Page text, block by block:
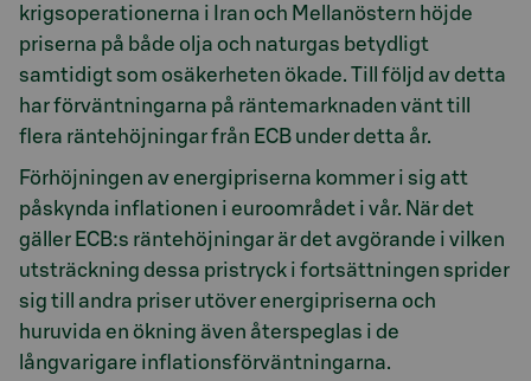
krigsoperationerna i Iran och Mellanöstern höjde
priserna på både olja och naturgas betydligt
samtidigt som osäkerheten ökade. Till följd av detta
har förväntningarna på räntemarknaden vänt till
flera räntehöjningar från ECB under detta år.
Förhöjningen av energipriserna kommer i sig att
påskynda inflationen i euroområdet i vår. När det
gäller ECB:s räntehöjningar är det avgörande i vilken
utsträckning dessa pristryck i fortsättningen sprider
sig till andra priser utöver energipriserna och
huruvida en ökning även återspeglas i de
långvarigare inflationsförväntningarna.